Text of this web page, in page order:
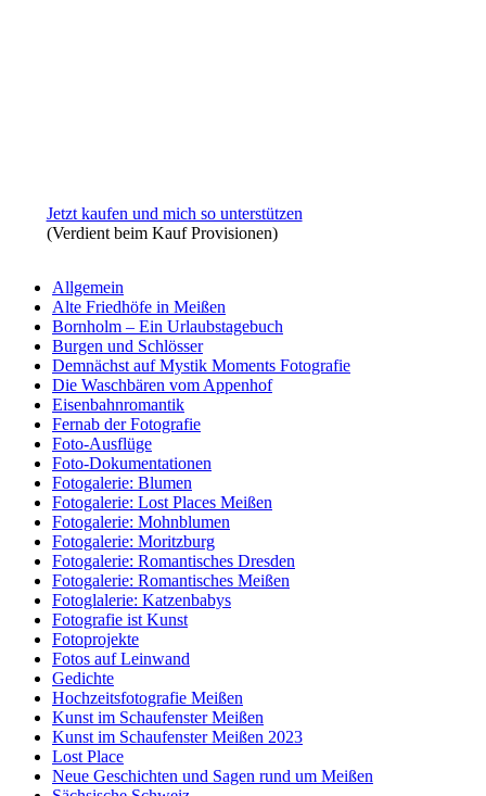
Jetzt kaufen und mich so unterstützen
(Verdient beim Kauf Provisionen)
Allgemein
Alte Friedhöfe in Meißen
Bornholm – Ein Urlaubstagebuch
Burgen und Schlösser
Demnächst auf Mystik Moments Fotografie
Die Waschbären vom Appenhof
Eisenbahnromantik
Fernab der Fotografie
Foto-Ausflüge
Foto-Dokumentationen
Fotogalerie: Blumen
Fotogalerie: Lost Places Meißen
Fotogalerie: Mohnblumen
Fotogalerie: Moritzburg
Fotogalerie: Romantisches Dresden
Fotogalerie: Romantisches Meißen
Fotoglalerie: Katzenbabys
Fotografie ist Kunst
Fotoprojekte
Fotos auf Leinwand
Gedichte
Hochzeitsfotografie Meißen
Kunst im Schaufenster Meißen
Kunst im Schaufenster Meißen 2023
Lost Place
Neue Geschichten und Sagen rund um Meißen